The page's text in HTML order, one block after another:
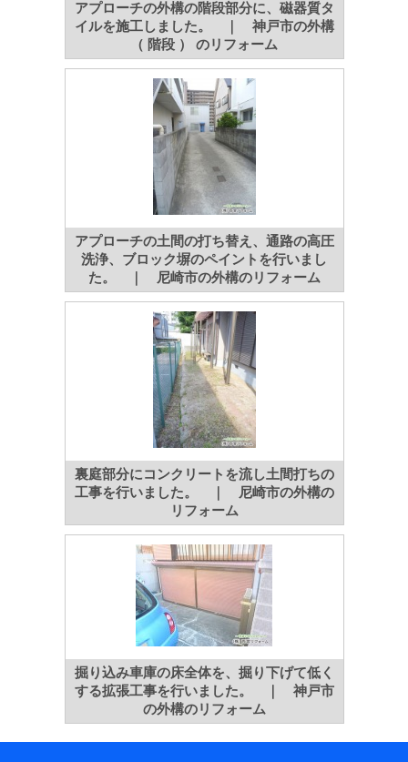
アプローチの外構の階段部分に、磁器質タ
イルを施工しました。 ｜ 神戸市の外構
（ 階段 ） のリフォーム
アプローチの土間の打ち替え、通路の高圧
洗浄、ブロック塀のペイントを行いまし
た。 ｜ 尼崎市の外構のリフォーム
裏庭部分にコンクリートを流し土間打ちの
工事を行いました。 ｜ 尼崎市の外構の
リフォーム
掘り込み車庫の床全体を、掘り下げて低く
する拡張工事を行いました。 ｜ 神戸市
の外構のリフォーム